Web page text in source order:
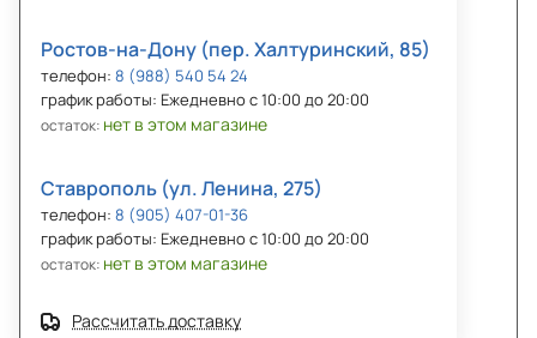
Ростов-на-Дону (пер. Халтуринский, 85)
телефон: 8 (988) 540 54 24
график работы: Ежедневно с 10:00 до 20:00
остаток: нет в этом магазине
Ставрополь (ул. Ленина, 275)
телефон: 8 (905) 407-01-36
график работы: Ежедневно с 10:00 до 20:00
остаток: нет в этом магазине
Рассчитать доставку